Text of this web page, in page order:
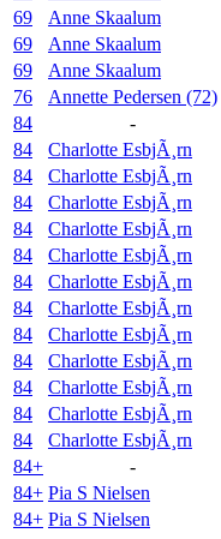
69
Anne Skaalum
69
Anne Skaalum
69
Anne Skaalum
76
Annette Pedersen (72)
84
-
84
Charlotte EsbjÃ¸rn
84
Charlotte EsbjÃ¸rn
84
Charlotte EsbjÃ¸rn
84
Charlotte EsbjÃ¸rn
84
Charlotte EsbjÃ¸rn
84
Charlotte EsbjÃ¸rn
84
Charlotte EsbjÃ¸rn
84
Charlotte EsbjÃ¸rn
84
Charlotte EsbjÃ¸rn
84
Charlotte EsbjÃ¸rn
84
Charlotte EsbjÃ¸rn
84
Charlotte EsbjÃ¸rn
84+
-
84+ Pia S Nielsen
84+ Pia S Nielsen